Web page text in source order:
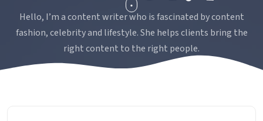
Hello, I’m a content writer who is fascinated by content
fashion, celebrity and lifestyle. She helps clients bring the
right content to the right people.